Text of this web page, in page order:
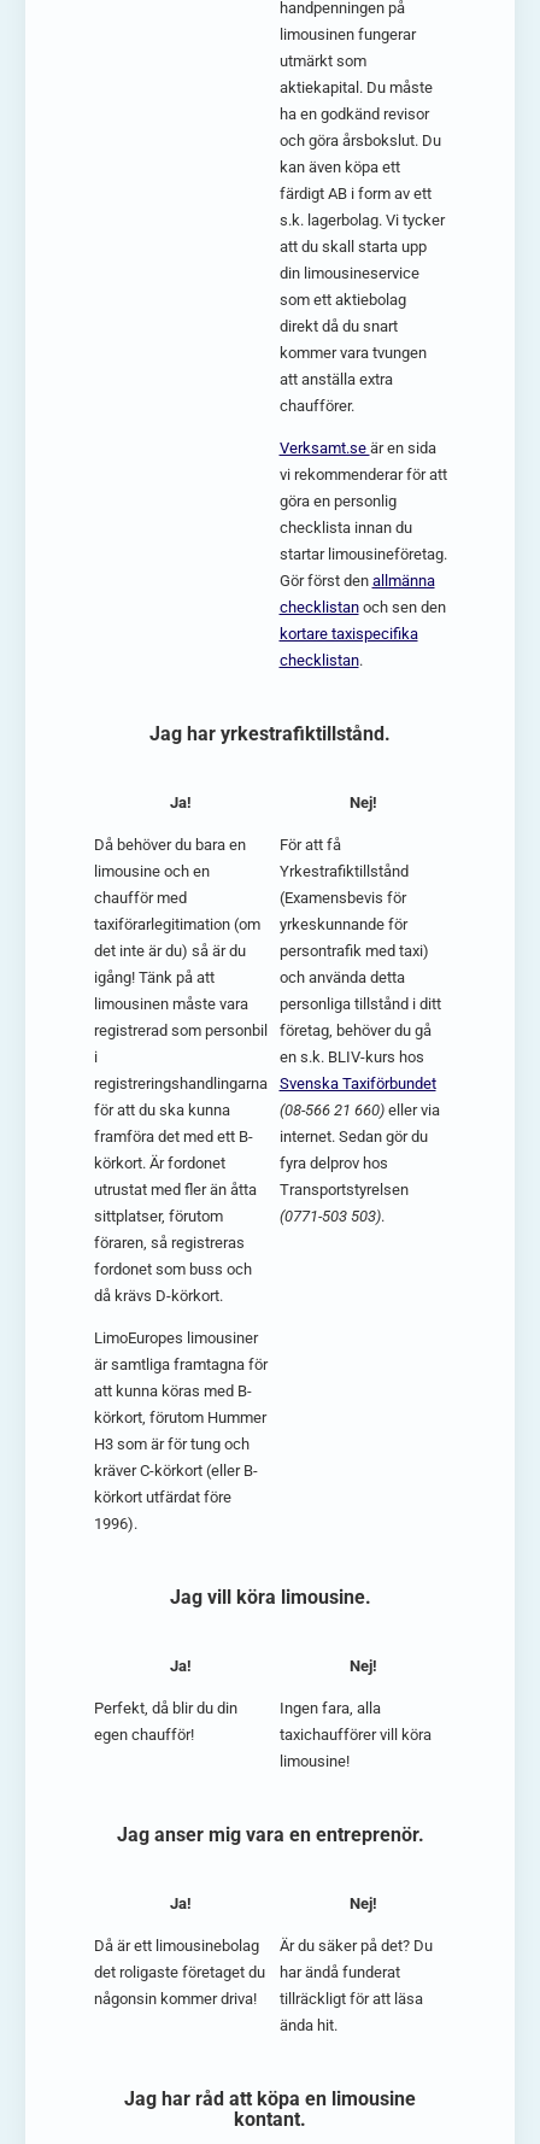
handpenningen på
limousinen fungerar
utmärkt som
aktiekapital. Du måste
ha en godkänd revisor
och göra årsbokslut. Du
kan även köpa ett
färdigt AB i form av ett
s.k. lagerbolag. Vi tycker
att du skall starta upp
din limousineservice
som ett aktiebolag
direkt då du snart
kommer vara tvungen
att anställa extra
chaufförer.
Verksamt.se är en sida
vi rekommenderar för att
göra en personlig
checklista innan du
startar limousineföretag.
Gör först den allmänna
checklistanoch sen den
kortare taxispecifika
checklistan.
Jag har yrkestrafiktillstånd.
Ja!
Då behöver du bara en
limousine och en
chaufför med
taxiförarlegitimation (om
det inte är du) så är du
igång! Tänk på att
limousinen måste vara
registrerad som personbil
i
registreringshandlingarna
för att du ska kunna
framföra det med ett B-
körkort. Är fordonet
utrustat med fler än åtta
sittplatser, förutom
föraren, så registreras
fordonet som buss och
då krävs D-körkort.
LimoEuropes limousiner
är samtliga framtagna för
att kunna köras med B-
körkort, förutom Hummer
H3 som är för tung och
kräver C-körkort (eller B-
körkort utfärdat före
1996).
Nej!
För att få
Yrkestrafiktillstånd
(Examensbevis för
yrkeskunnande för
persontrafik med taxi)
och använda detta
personliga tillstånd i ditt
företag, behöver du gå
en s.k. BLIV-kurs hos
Svenska Taxiförbundet
(08-566 21 660)eller via
internet. Sedan gör du
fyra delprov hos
Transportstyrelsen
(0771-503 503).
Jag vill köra limousine.
Ja!
Perfekt, då blir du din
egen chaufför!
Nej!
Ingen fara, alla
taxichaufförer vill köra
limousine!
Jag anser mig vara en entreprenör.
Ja!
Då är ett limousinebolag
det roligaste företaget du
någonsin kommer driva!
Nej!
Är du säker på det? Du
har ändå funderat
tillräckligt för att läsa
ända hit.
Jag har råd att köpa en limousine
kontant.